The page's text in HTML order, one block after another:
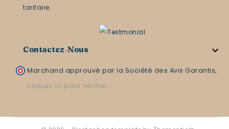
tarifaire.
Contactez-Nous 
Marchand approuvé par la Société des Avis Garantis,
cliquez ici pour vérifier.